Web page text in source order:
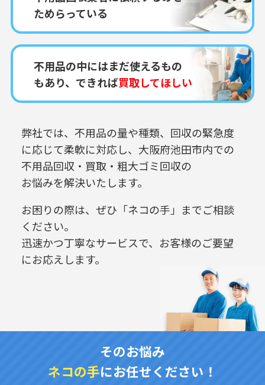
ためらっている
不用品の中にはまだ使えるもの
もあり、できれば買取してほしい
弊社では、不用品の量や種類、回収の緊急度
に応じて柔軟に対応し、 大阪府池田市内での
不用品回収・買取・粗大ゴミ回収の
お悩みを解決いたします。
お困りの際は、ぜひ「ネコの手」までご相談
ください。
迅速かつ丁寧なサービスで、お客様のご要望
にお応えします。
そのお悩み
ネコの手にお任せください！